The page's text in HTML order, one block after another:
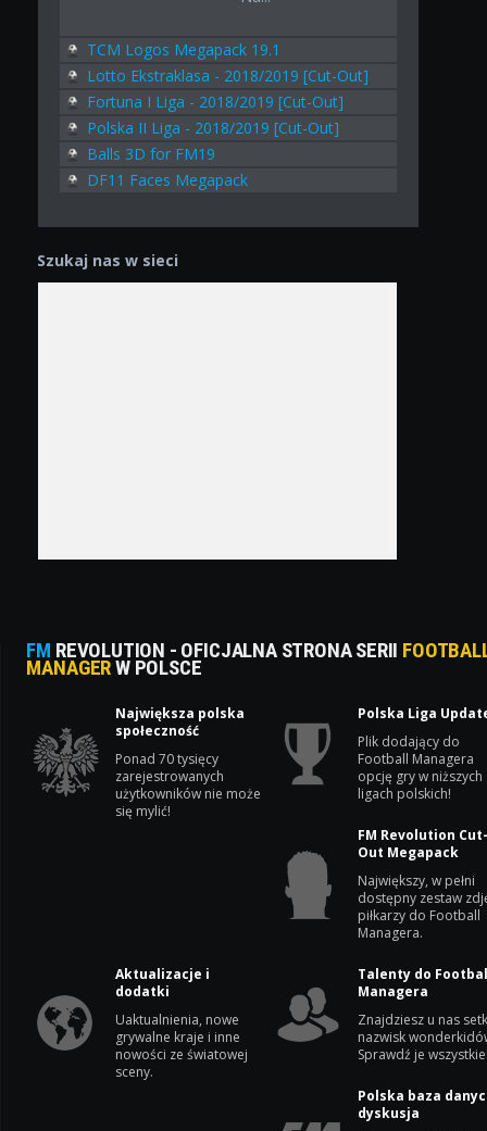
TCM Logos Megapack 19.1
Lotto Ekstraklasa - 2018/2019 [Cut-Out]
Fortuna I Liga - 2018/2019 [Cut-Out]
Polska II Liga - 2018/2019 [Cut-Out]
Balls 3D for FM19
DF11 Faces Megapack
Szukaj nas w sieci
FM REVOLUTION - OFICJALNA STRONA SERII
MANAGERW POLSCE
Największa polska
społeczność
Ponad 70 tysięcy
zarejestrowanych
użytkowników nie może
się mylić!
Polska Liga
Plik dodający do
Football Managera
opcję gry w niższych
ligach polskich!
FM Revolution
Out Megapack
Największy, w pełni
dostępny zestaw
piłkarzy do Football
Managera.
Aktualizacje i
dodatki
Uaktualnienia, nowe
grywalne kraje i inne
nowości ze światowej
sceny.
Talenty do
Managera
Znajdziesz u nas
nazwisk
Sprawdź je
Polska baza
dyskusja